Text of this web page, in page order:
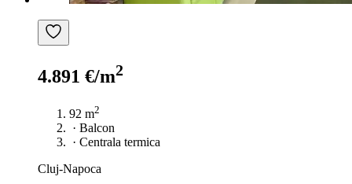
4.891 €/m2
92 m2
· Balcon
· Centrala termica
Cluj-Napoca